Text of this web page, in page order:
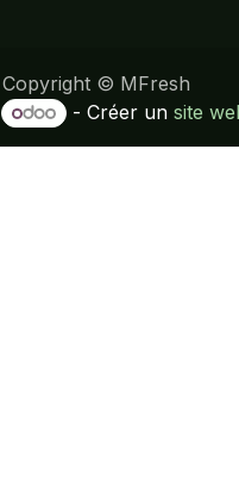
Copyright © MFresh
- Créer un site